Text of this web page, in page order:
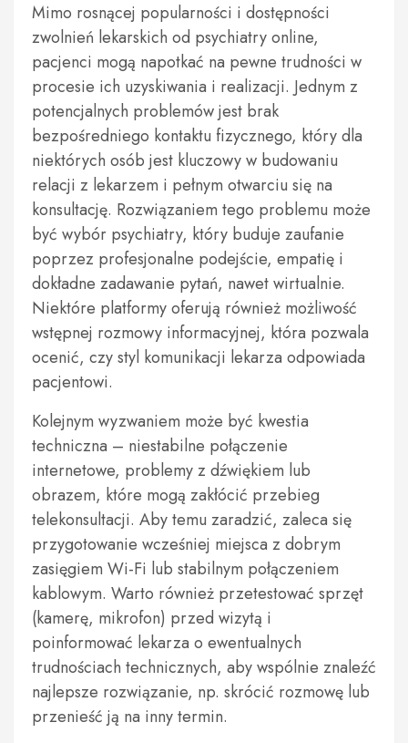
Mimo rosnącej popularności i dostępności
zwolnień lekarskich od psychiatry online,
pacjenci mogą napotkać na pewne trudności w
procesie ich uzyskiwania i realizacji. Jednym z
potencjalnych problemów jest brak
bezpośredniego kontaktu fizycznego, który dla
niektórych osób jest kluczowy w budowaniu
relacji z lekarzem i pełnym otwarciu się na
konsultację. Rozwiązaniem tego problemu może
być wybór psychiatry, który buduje zaufanie
poprzez profesjonalne podejście, empatię i
dokładne zadawanie pytań, nawet wirtualnie.
Niektóre platformy oferują również możliwość
wstępnej rozmowy informacyjnej, która pozwala
ocenić, czy styl komunikacji lekarza odpowiada
pacjentowi.
Kolejnym wyzwaniem może być kwestia
techniczna – niestabilne połączenie
internetowe, problemy z dźwiękiem lub
obrazem, które mogą zakłócić przebieg
telekonsultacji. Aby temu zaradzić, zaleca się
przygotowanie wcześniej miejsca z dobrym
zasięgiem Wi-Fi lub stabilnym połączeniem
kablowym. Warto również przetestować sprzęt
(kamerę, mikrofon) przed wizytą i
poinformować lekarza o ewentualnych
trudnościach technicznych, aby wspólnie znaleźć
najlepsze rozwiązanie, np. skrócić rozmowę lub
przenieść ją na inny termin.